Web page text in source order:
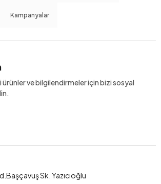
Kampanyalar
ve bilgilendirmeler için bizi sosyal
Sk. Yazıcıoğlu